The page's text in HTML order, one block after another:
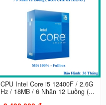
CPU Intel Core i5 12400F / 2.6G
Hz / 18MB / 6 Nhân 12 Luồng (...